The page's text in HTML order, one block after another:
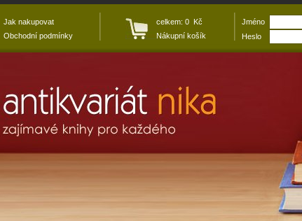
Jak nakupovat
Obchodní podmínky
celkem: 0 Kč
Nákupní košík
Jméno
Heslo